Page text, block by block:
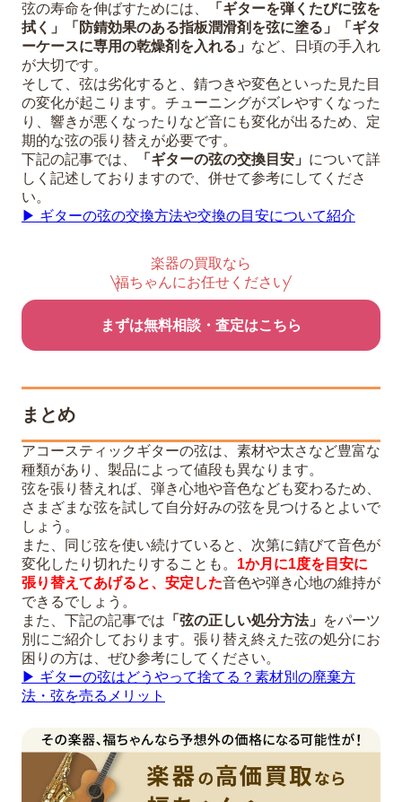
弦の寿命を伸ばすためには、
「ギターを弾くたびに弦を
拭く」「防錆効果のある指板潤滑剤を弦に塗る」「ギタ
ーケースに専用の乾燥剤を入れる」 など、日頃の手入れ
が大切です。
そして、弦は劣化すると、錆つきや変色といった見た目
の変化が起こります。チューニングがズレやすくなった
り、響きが悪くなったりなど音にも変化が出るため、定
期的な弦の張り替えが必要です。
下記の記事では、
「ギターの弦の交換目安」 について詳
しく記述しておりますので、併せて参考にしてくださ
い。
▶︎ ギターの弦の交換方法や交換の目安について紹介
楽器の買取なら
福ちゃんにお任せください
まずは無料相談・査定はこちら
まとめ
アコースティックギターの弦は、素材や太さなど豊富な
種類があり、製品によって値段も異なります。
弦を張り替えれば、弾き心地や音色なども変わるため、
さまざまな弦を試して自分好みの弦を見つけるとよいで
しょう。
また、同じ弦を使い続けていると、次第に錆びて音色が
変化したり切れたりすることも。 1か月に1度を目安に
張り替えてあげると、安定した音色や弾き心地の維持が
できるでしょう。
また、下記の記事では 「弦の正しい処分方法」 をパーツ
別にご紹介しております。張り替え終えた弦の処分にお
困りの方は、ぜひ参考にしてください。
▶︎ ギターの弦はどうやって捨てる？素材別の廃棄方
法・弦を売るメリット